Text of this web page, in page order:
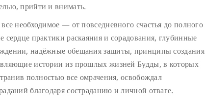
прийти и внимать.
необходимое — от повседневного счастья до полного
практики раскаяния и сорадования, глубинные
надёжные обещания защиты, принципы создания
истории из прошлых жизней Будды, в которых
полностью все омрачения, освобождал
благодаря состраданию и личной отваге.